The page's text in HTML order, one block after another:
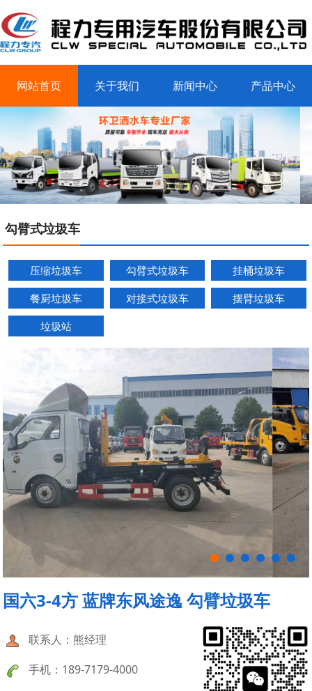
网站首页 关于我们 新闻中心 产品中心
客户案例 联系我们
勾臂式垃圾车
压缩垃圾车 勾臂式垃圾车
挂桶垃圾车
餐厨垃圾车
对接式垃圾车
摆臂垃圾车
垃圾站
国六3-4方 蓝牌东风途逸 勾臂垃圾车
联系人：熊经理
手机：189-7179-4000